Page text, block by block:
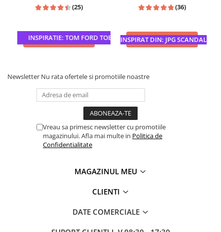
INSPIRATIE: TOM FORD TOBACCO VANILLE
(25)
ADAUGA IN COS INSPIRAT DIN: JPG SCANDAL
(36)
ADAUGA IN COS
Newsletter Nu rata ofertele si promotiile noastre
Vreau sa primesc newsletter cu promotiile
magazinului. Afla mai multe in Politica de
Confidentialitate
MAGAZINUL MEU
CLIENTI
DATE COMERCIALE